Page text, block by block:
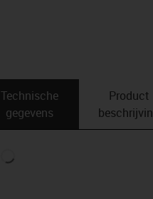
Technische
gegevens
Product